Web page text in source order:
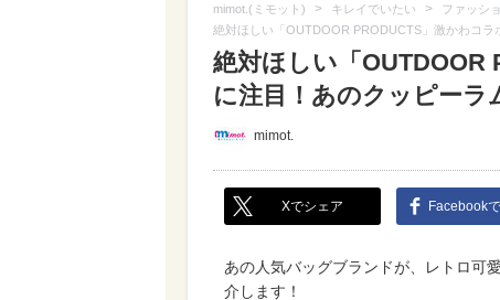
mimot.(ミモット) > キレイでいたい > ファッシ
絶対ほしい「OUTDOOR PRODUCTS」激かわコ
絶対ほしい「OUTDOOR
に注目！あのクッピーラ
mimot.
Xでシェア Facebook
あの人気バッグブランドが、レトロ可
介します！